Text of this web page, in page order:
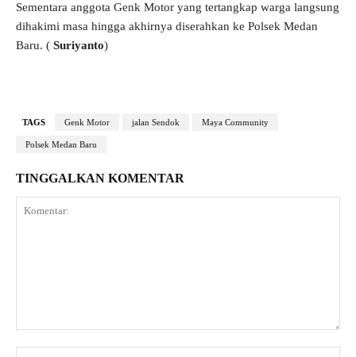
Sementara anggota Genk Motor yang tertangkap warga langsung
dihakimi masa hingga akhirnya diserahkan ke Polsek Medan
Baru. ( Suriyanto)
TAGS Genk Motor jalan Sendok Maya Community
Polsek Medan Baru
TINGGALKAN KOMENTAR